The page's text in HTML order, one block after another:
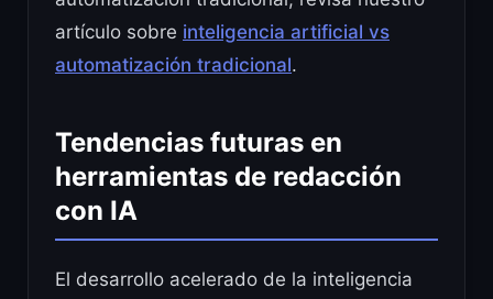
artículo sobre inteligencia artificial vs
automatización tradicional.
Tendencias futuras en
herramientas de redacción
con IA
El desarrollo acelerado de la inteligencia